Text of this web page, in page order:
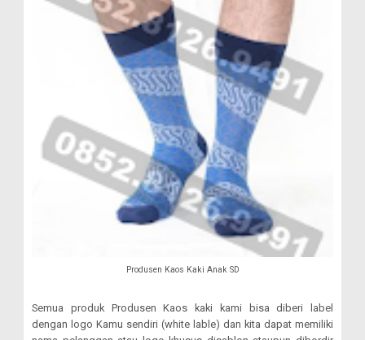
Produsen Kaos Kaki Anak SD
Semua produk Produsen Kaos kaki kami bisa diberi label
dengan logo Kamu sendiri (white lable) dan kita dapat memiliki